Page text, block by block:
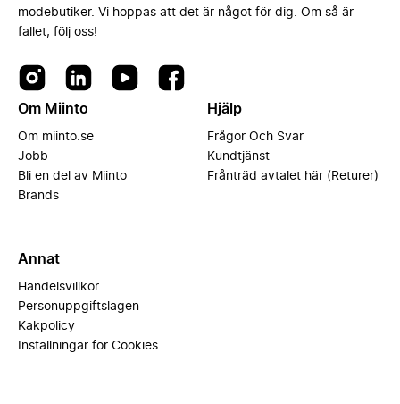
modebutiker. Vi hoppas att det är något för dig. Om så är
fallet, följ oss!
Om Miinto
Om miinto.se
Jobb
Bli en del av Miinto
Brands
Hjälp
Frågor Och Svar
Kundtjänst
Frånträd avtalet här (Returer)
Annat
Handelsvillkor
Personuppgiftslagen
Kakpolicy
Inställningar för Cookies